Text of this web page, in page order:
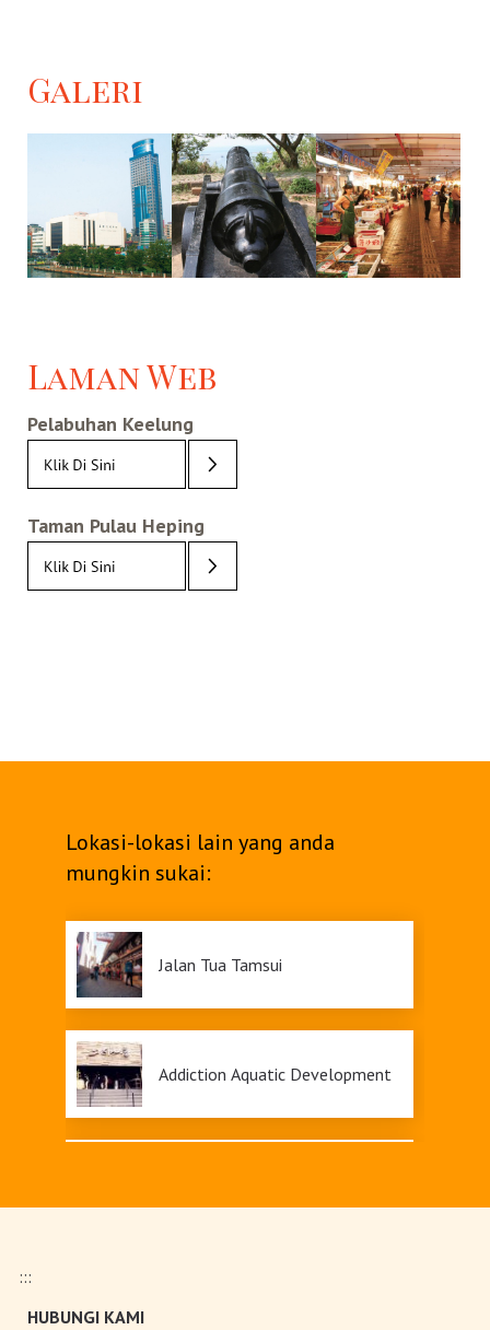
Galeri
Laman Web
Pelabuhan Keelung
Taman Pulau Heping
Lokasi-lokasi lain yang anda
mungkin sukai:
Jalan Tua Tamsui
Addiction Aquatic Development
:::
HUBUNGI KAMI